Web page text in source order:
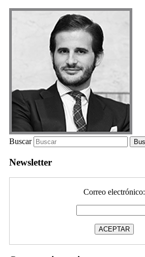
Buscar
Newsletter
Correo electrónico: